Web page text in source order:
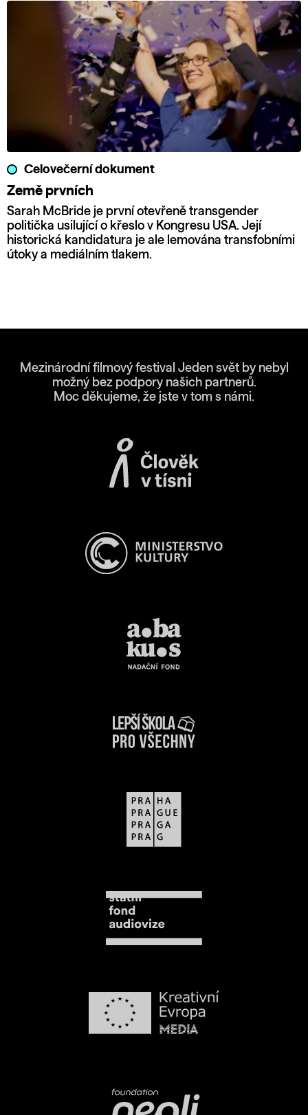
Celovečerní dokument
Země prvních
Sarah McBride je první otevřeně transgender
politička usilující o křeslo v Kongresu USA. Její
historická kandidatura je ale lemována transfobními
útoky a mediálním tlakem.
Mezinárodní filmový festival Jeden svět by nebyl
možný bez podpory našich partnerů.
Moc děkujeme, že jste v tom s námi.